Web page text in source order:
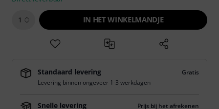
1 IN HET WINKELMANDJE
Standaard levering
Gratis
Levering binnen ongeveer 1-3 werkdagen
Snelle levering
Prijs bij het afrekenen